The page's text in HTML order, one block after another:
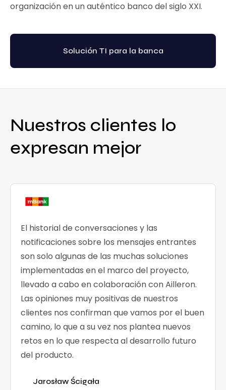
organización en un auténtico banco del siglo XXI.
Solución TI para la banca
Nuestros clientes lo
expresan mejor
El historial de conversaciones y las
notificaciones sobre los mensajes entrantes
son solo algunas de las muchas soluciones
implementadas en el marco del proyecto,
llevado a cabo en colaboración con Ailleron.
Las opiniones muy positivas de nuestros
clientes nos confirman que vamos por el buen
camino, lo que a su vez nos plantea nuevos
retos en lo que respecta al desarrollo futuro
del producto.
Jarosław Ścigała